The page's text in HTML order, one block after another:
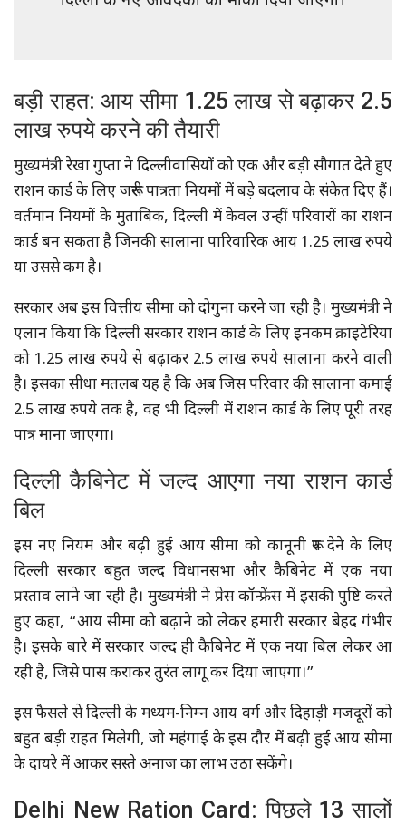
बड़ी राहत: आय सीमा 1.25 लाख से बढ़ाकर 2.5
लाख रुपये करने की तैयारी
मुख्यमंत्री रेखा गुप्ता ने दिल्लीवासियों को एक और बड़ी सौगात देते हुए
राशन कार्ड के लिए जरूरी पात्रता नियमों में बड़े बदलाव के संकेत दिए हैं।
वर्तमान नियमों के मुताबिक, दिल्ली में केवल उन्हीं परिवारों का राशन
कार्ड बन सकता है जिनकी सालाना पारिवारिक आय 1.25 लाख रुपये
या उससे कम है।
सरकार अब इस वित्तीय सीमा को दोगुना करने जा रही है। मुख्यमंत्री ने
एलान किया कि दिल्ली सरकार राशन कार्ड के लिए इनकम क्राइटेरिया
को 1.25 लाख रुपये से बढ़ाकर 2.5 लाख रुपये सालाना करने वाली
है। इसका सीधा मतलब यह है कि अब जिस परिवार की सालाना कमाई
2.5 लाख रुपये तक है, वह भी दिल्ली में राशन कार्ड के लिए पूरी तरह
पात्र माना जाएगा।
दिल्ली कैबिनेट में जल्द आएगा नया राशन कार्ड
बिल
इस नए नियम और बढ़ी हुई आय सीमा को कानूनी रूप देने के लिए
दिल्ली सरकार बहुत जल्द विधानसभा और कैबिनेट में एक नया
प्रस्ताव लाने जा रही है। मुख्यमंत्री ने प्रेस कॉन्फ्रेंस में इसकी पुष्टि करते
हुए कहा, “आय सीमा को बढ़ाने को लेकर हमारी सरकार बेहद गंभीर
है। इसके बारे में सरकार जल्द ही कैबिनेट में एक नया बिल लेकर आ
रही है, जिसे पास कराकर तुरंत लागू कर दिया जाएगा।”
इस फैसले से दिल्ली के मध्यम-निम्न आय वर्ग और दिहाड़ी मजदूरों को
बहुत बड़ी राहत मिलेगी, जो महंगाई के इस दौर में बढ़ी हुई आय सीमा
के दायरे में आकर सस्ते अनाज का लाभ उठा सकेंगे।
Delhi New Ration Card: पिछले 13 सालों